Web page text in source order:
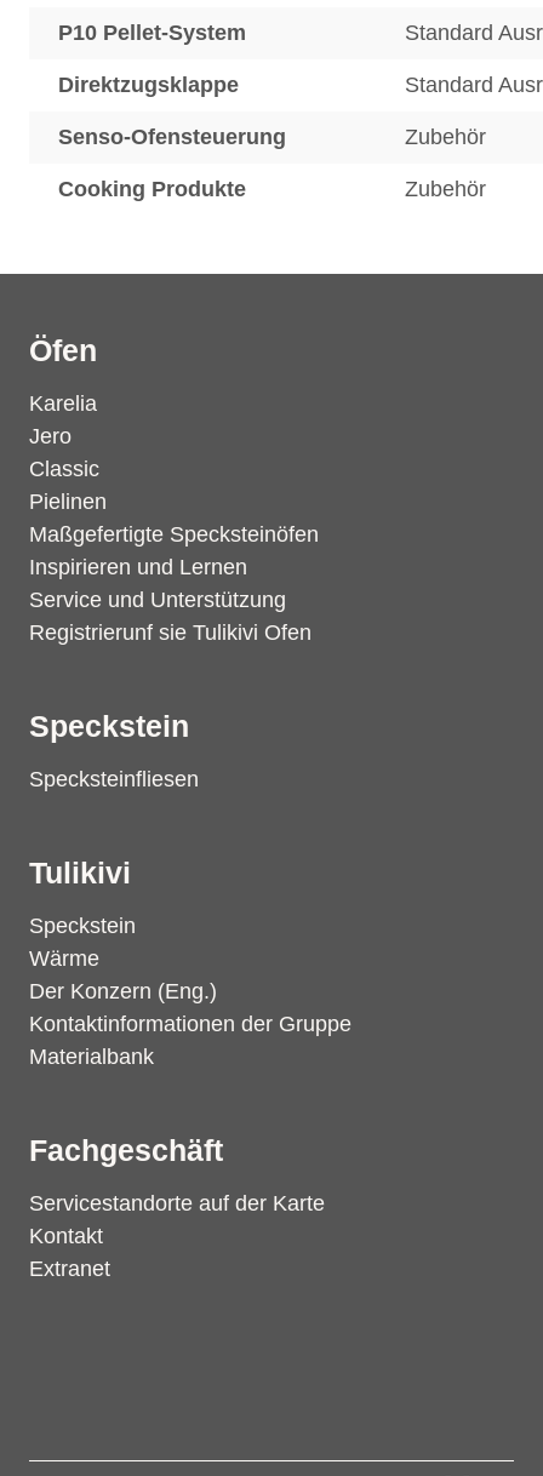
P10 Pellet-System Standard
Direktzugsklappe Standard
Senso-Ofensteuerung Zubehör
Cooking Produkte Zubehör
Öfen
Karelia
Jero
Classic
Pielinen
Maßgefertigte Specksteinöfen
Inspirieren und Lernen
Service und Unterstützung
Registrierunf sie Tulikivi Ofen
Speckstein
Specksteinfliesen
Tulikivi
Speckstein
Wärme
Der Konzern (Eng.)
Kontaktinformationen der Gruppe
Materialbank
Fachgeschäft
Servicestandorte auf der Karte
Kontakt
Extranet